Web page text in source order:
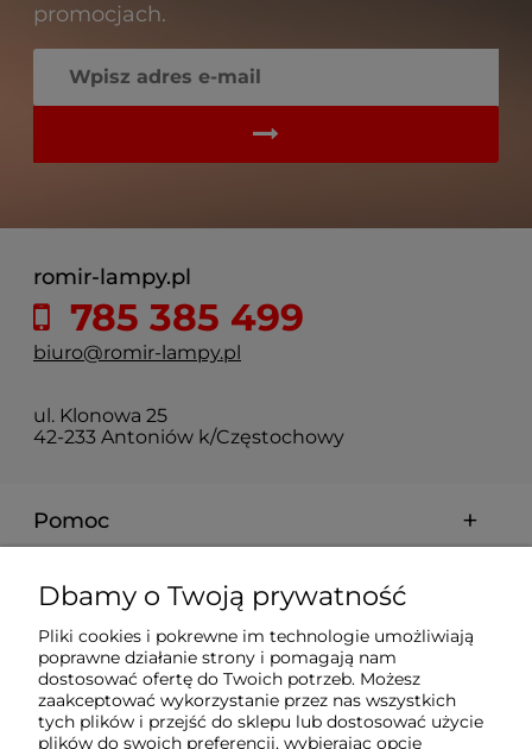
promocjach.
romir-lampy.pl
785 385 499
biuro@romir-lampy.pl
ul. Klonowa 25
42-233 Antoniów k/Częstochowy
Pomoc
Moje konto
Płatności i dostawa
Informacje
Dbamy o Twoją prywatność
Pliki cookies i pokrewne im technologie umożliwiają
poprawne działanie strony i pomagają nam
dostosować ofertę do Twoich potrzeb. Możesz
zaakceptować wykorzystanie przez nas wszystkich
tych plików i przejść do sklepu lub dostosować użycie
plików do swoich preferencji, wybierając opcję